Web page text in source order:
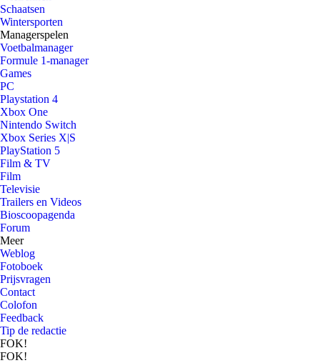
Schaatsen
Wintersporten
Managerspelen
Voetbalmanager
Formule 1-manager
Games
PC
Playstation 4
Xbox One
Nintendo Switch
Xbox Series X|S
PlayStation 5
Film & TV
Film
Televisie
Trailers en Videos
Bioscoopagenda
Forum
Meer
Weblog
Fotoboek
Prijsvragen
Contact
Colofon
Feedback
Tip de redactie
FOK!
FOK!